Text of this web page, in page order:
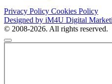
Privacy Policy Cookies Policy
Designed by iM4U Digital
© 2008-2026. All rights reserved.